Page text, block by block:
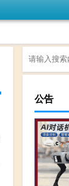
公告